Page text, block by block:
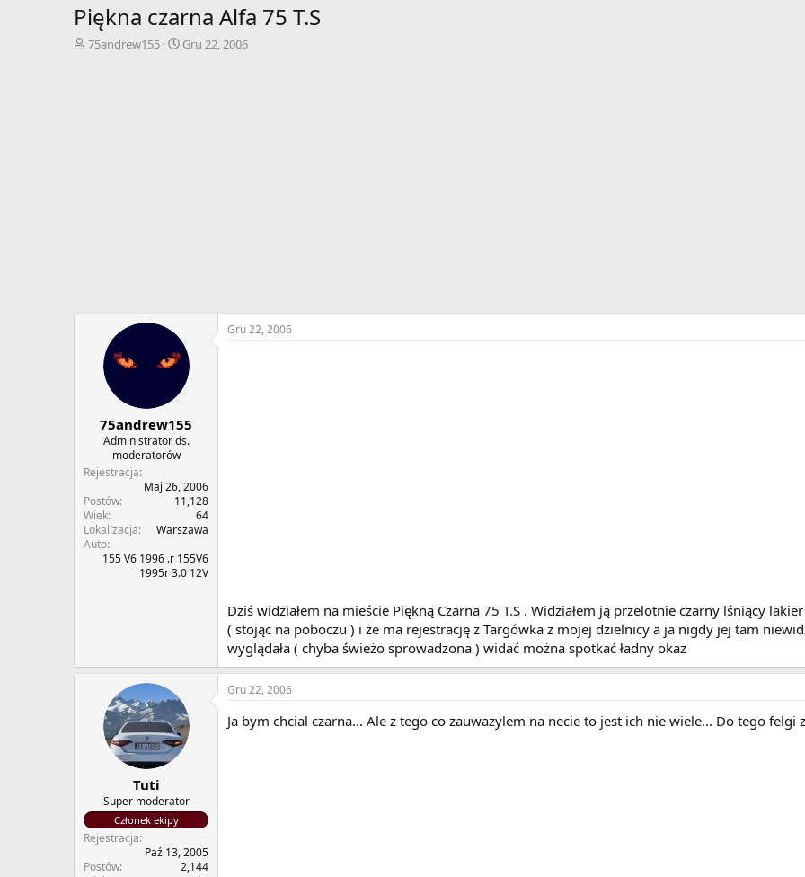
Piękna czarna Alfa 75 T.S
A
75andrew155
D
Gru 22, 2006
75andrew155
Administrator ds.
moderatorów
Rejestracja
Maj 26, 2006
Postów
11,128
Wiek
64
Lokalizacja
Warszawa
Auto
155 V6 1996 .r 155V6
1995r 3.0 12V
Gru 22, 2006
Dziś widziałem na mieście Piękną Czarna 75 T.S . Widziałem ją przelotnie czarny lśniący
( stojąc na poboczu ) i że ma rejestrację z Targówka z mojej dzielnicy a ja nigdy jej tam
wyglądała ( chyba świeżo sprowadzona ) widać można spotkać ładny okaz
Tuti
Super moderator
Członek ekipy
Rejestracja
Paź 13, 2005
Postów
2,144
Gru 22, 2006
Ja bym chcial czarna... Ale z tego co zauwazylem na necie to jest ich nie wiele... Do tego